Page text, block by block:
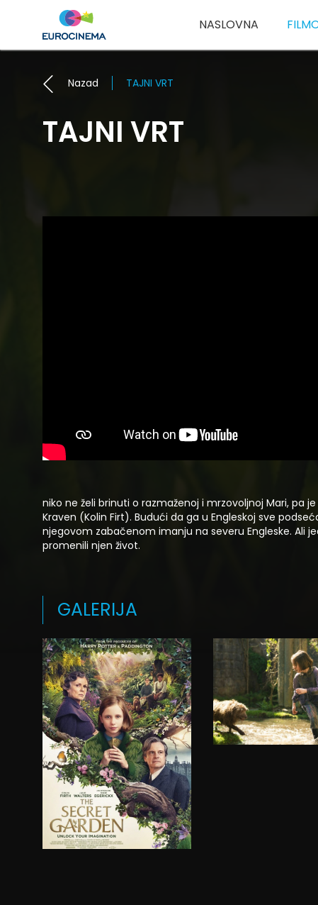
NASLOVNA
Nazad TAJNI VRT
TAJNI VRT
niko ne želi brinuti o razmaženoj i mrzovoljnoj Mari, pa
Kraven (Kolin Firt). Budući da ga u Engleskoj sve
njegovom zabačenom imanju na severu Engleske. Ali
promenili njen život.
GALERIJA